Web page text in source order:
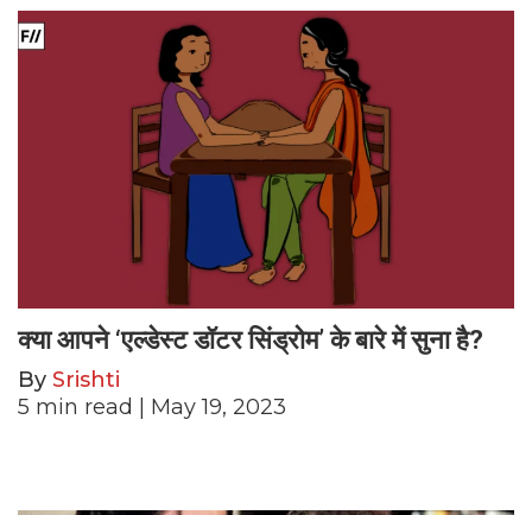
क्या आपने ‘एल्डेस्ट डॉटर सिंड्रोम’ के बारे में सुना है?
By Srishti
5 min read | May 19, 2023